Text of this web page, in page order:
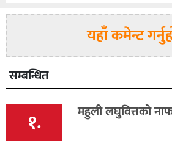
यहाँ कमेन्ट
सम्बन्धित
१. महुली लघुवित्तको